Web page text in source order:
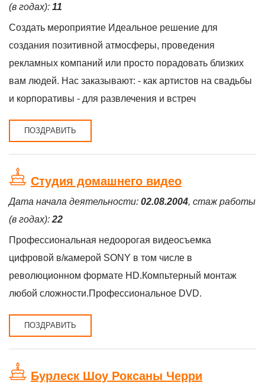
(в годах): 11
Создать мероприятие Идеальное решение для
создания позитивной атмосферы, проведения
рекламных компаний или просто порадовать близких
вам людей. Нас заказывают: - как артистов на свадьбы
и корпоративы - для развлечения и встреч
ПОЗДРАВИТЬ
Студия домашнего видео
Дата начала деятельности: 02.08.2004, стаж работы
(в годах): 22
Профессиональная недоорогая видеосъемка
цифровой в/камерой SONY в том числе в
революционном формате HD.Компьтерный монтаж
любой сложности.Профессиональное DVD.
ПОЗДРАВИТЬ
Бурлеск Шоу Роксаны Черри